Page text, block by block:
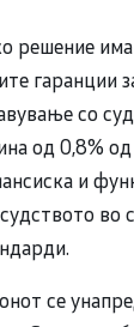
решение има
гаранции
со
од 0,8%
и
во
се